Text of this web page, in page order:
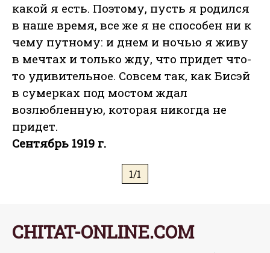
какой я есть. Поэтому, пусть я родился
в наше время, все же я не способен ни к
чему путному: и днем и ночью я живу
в мечтах и только жду, что придет что-
то удивительное. Совсем так, как Бисэй
в сумерках под мостом ждал
возлюбленную, которая никогда не
придет.
Сентябрь 1919 г.
1/1
CHITAT-ONLINE.COM